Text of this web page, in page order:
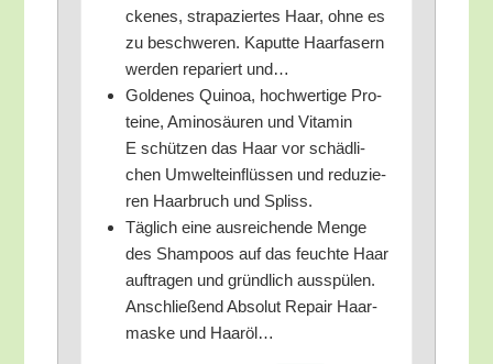
cke­nes, stra­pa­zier­tes Haar, ohne es
zu beschwe­ren. Kaput­te Haar­fa­sern
wer­den repa­riert und…
Gol­de­nes Qui­noa, hoch­wer­ti­ge Pro­
te­ine, Ami­no­säu­ren und Vit­amin
E schüt­zen das Haar vor schäd­li­
chen Umwelt­ein­flüs­sen und redu­zie­
ren Haar­bruch und Spliss.
Täg­lich eine aus­rei­chen­de Men­ge
des Sham­poos auf das feuch­te Haar
auf­tra­gen und gründ­lich aus­spü­len.
Anschlie­ßend Abso­lut Repair Haar­
mas­ke und Haaröl…